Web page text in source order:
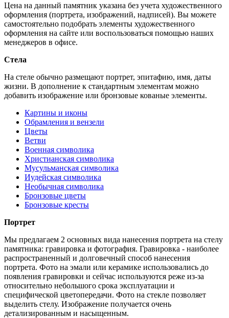
Цена на данный памятник указана без учета художественного
оформления (портрета, изображений, надписей). Вы можете
самостоятельно подобрать элементы художественного
оформления на сайте или воспользоваться помощью наших
менеджеров в офисе.
Стела
На стеле обычно размещают портрет, эпитафию, имя, даты
жизни. В дополнение к стандартным элементам можно
добавить изображение или бронзовые кованые элементы.
Картины и иконы
Обрамления и вензели
Цветы
Ветви
Военная символика
Христианская символика
Мусульманская символика
Иудейская символика
Необычная символика
Бронзовые цветы
Бронзовые кресты
Портрет
Мы предлагаем 2 основных вида нанесения портрета на стелу
памятника: гравировка и фотография. Гравировка - наиболее
распространенный и долговечный способ нанесения
портрета. Фото на эмали или керамике использовались до
появления гравировки и сейчас используются реже из-за
относительно небольшого срока эксплуатации и
специфической цветопередачи. Фото на стекле позволяет
выделить стелу. Изображение получается очень
детализированным и насыщенным.